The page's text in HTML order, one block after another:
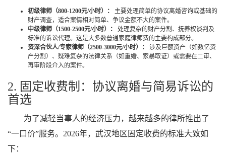
初级律师（800-1200元/小时）：
主要处理简单的协议离婚咨询或基础的
财产调查，适合案情相对简单、争议金额不大的案件。
中级律师（1500-2500元/小时）：
处理复杂的财产分割、抚养权谈判及
标准的诉讼代理。这是大多数普通家庭律师费的主要构成部分。
资深合伙人/专家律师（2500-3000元/小时）：
涉及巨额资产（如数亿资
产分割）、疑难复杂的法律关系（如重婚、家暴取证）或需要在二审、
再审阶段介入的案件。
2. 固定收费制：协议离婚与简易诉讼的
首选
为了减轻当事人的经济压力，越来越多的律所推出了
“一口价”服务。2026年，武汉地区固定收费的标准大致如
下：